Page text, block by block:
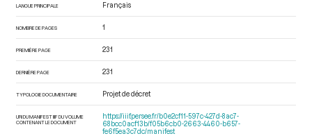
LANGUE PRINCIPALE Français
NOMBRE DE PAGES 1
PREMIÈRE PAGE 231
DERNIÈRE PAGE 231
TYPOLOGIE DOCUMENTAIRE Projet de décret
URI DU MANIFEST IIIF DU VOLUME
CONTENANT LE DOCUMENT
https://iiif.persee.fr/b0e2cf11-597c-427d-8ac7-
68bcc0acf13b/f05b6cb0-2663-4460-b657-
fe6f5ea3c7dc/manifest